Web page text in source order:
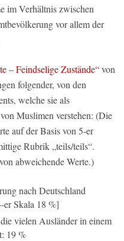
im Verhältnis zwischen
vor allem der
– Feindselige Zustände“von
folgender, von den
welche sie als
Muslimen verstehen: (Die
auf der Basis von 5-er
Rubrik „teils/teils“.
abweichende Werte.)
nach Deutschland
er Skala 18 %]
vielen Ausländer in einem
19 %